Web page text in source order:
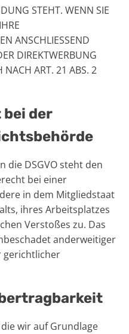
STEHT. WENN SIE
ANSCHLIESSEND
DIREKTWERBUNG
NACH ART. 21 ABS. 2
der
die DSGVO steht den
bei einer
in dem Mitgliedstaat
ihres Arbeitsplatzes
Verstoßes zu. Das
anderweitiger
gerichtlicher
wir auf Grundlage